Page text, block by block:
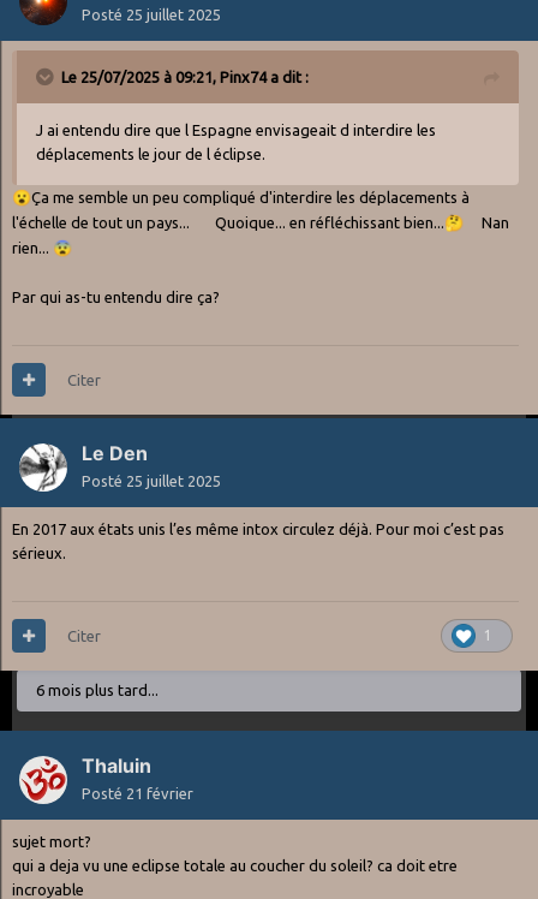
Posté 25 juillet 2025
Le 25/07/2025 à 09:21, Pinx74a dit :
J ai entendu dire que l Espagne envisageait d interdire les
déplacements le jour de l éclipse.
😮Ça me semble un peu compliqué d'interdire les déplacements à
l'échelle de tout un pays... Quoique... en réfléchissant bien... 🤔 Nan
rien... 😨
Par qui as-tu entendu dire ça?
Citer
Le Den
Posté 25 juillet 2025
En 2017 aux états unis l’es même intox circulez déjà. Pour moi c’est pas
sérieux.
1
Citer
6 mois plus tard...
Thaluin
Posté 21 février
sujet mort?
qui a deja vu une eclipse totale au coucher du soleil? ca doit etre
incroyable